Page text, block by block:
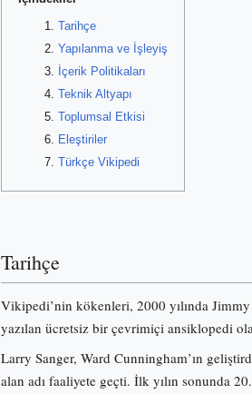
Tarihçe
Yapılanma ve İşleyiş
İçerik Politikaları
Teknik Altyapı
Toplumsal Etkisi
Eleştiriler
Türkçe Vikipedi
Tarihçe
Vikipedi’nin kökenleri, 2000 yılında Jimmy
yazılan ücretsiz bir çevrimiçi ansiklopedi
Larry Sanger, Ward Cunningham’ın
alan adı faaliyete geçti. İlk yılın sonunda